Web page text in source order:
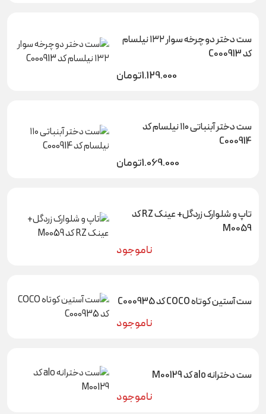
ست دختر دوچرخه سوار ۱۳۲ نیلسام
کد C000913
1.129.000تومان
ست دختر آبنباتی ۱۱۰ نیلسام کد
C000914
1.069.000تومان
تاپ و شلوارک زردگل+ عینک RZ کد
M0059
ناموجود
ست آستین کوتاه COCO کد C000935
ناموجود
ست دخترانه alo کد M00129
ناموجود